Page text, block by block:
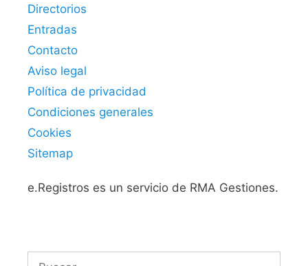
Directorios
Entradas
Contacto
Aviso legal
Política de privacidad
Condiciones generales
Cookies
Sitemap
e.Registros es un servicio de RMA Gestiones.
Buscar: